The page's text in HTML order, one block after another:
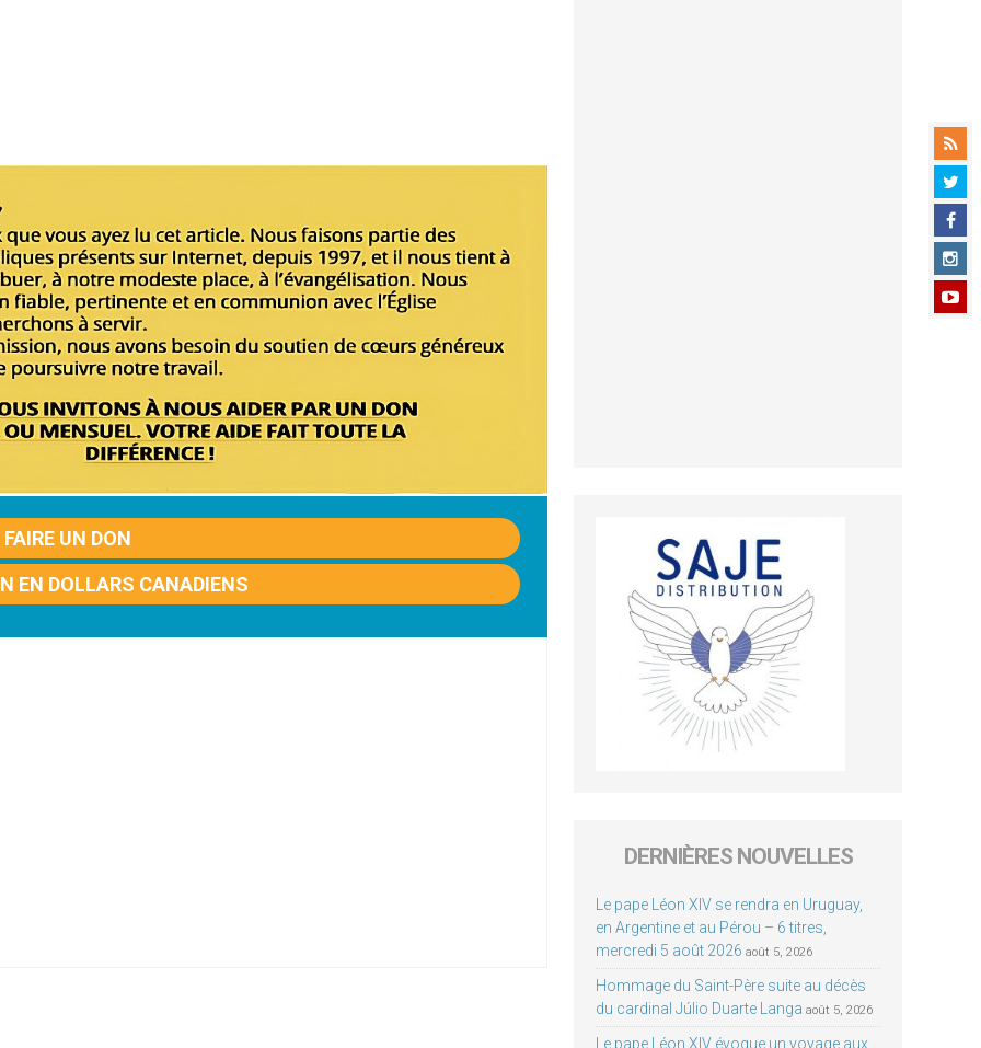
FAIRE UN DON
EN DOLLARS CANADIENS
DERNIÈRES NOUVELLES
Le pape Léon XIV se rendra en Uruguay,
en Argentine et au Pérou – 6 titres,
mercredi 5 août 2026 août 5, 2026
Hommage du Saint-Père suite au décès
du cardinal Júlio Duarte Langa août 5, 2026
Le pape Léon XIV évoque un voyage aux